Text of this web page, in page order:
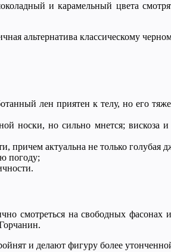
и карамельный цвета
альтернатива классическому
лен приятен к телу, но его
носки, но сильно мнется;
актуальна не только голубая
погоду;
смотреться на свободных
и делают фигуру более